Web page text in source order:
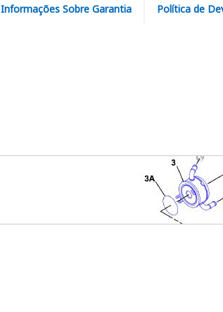
Informações Sobre Garantia Política de